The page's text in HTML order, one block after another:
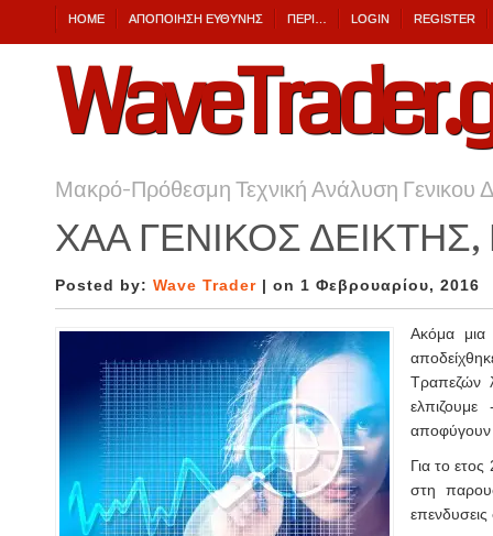
HOME ΑΠΟΠΟΊΗΣΗ ΕΎΘΥΝΗΣ ΠΕΡΙ… LOGIN REGISTER
Μακρό-Πρόθεσμη Τεχνική Ανάλυση Γενικου
ΧΑΑ ΓΕΝΙΚΟΣ
Posted by: Wave Trader | on 1 Φεβρουαρίου, 2016
Ακόμα μια
Τραπεζών
αποφύγουν
Για το
στη